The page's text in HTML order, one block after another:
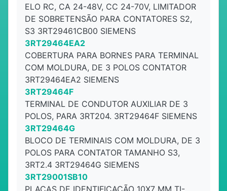
ELO RC, CA 24-48V, CC 24-70V, LIMITADOR
DE SOBRETENSÃO PARA CONTATORES S2,
S3 3RT29461CB00 SIEMENS
3RT29464EA2
COBERTURA PARA BORNES PARA TERMINAL
COM MOLDURA, DE 3 POLOS CONTATOR
3RT29464EA2 SIEMENS
3RT29464F
TERMINAL DE CONDUTOR AUXILIAR DE 3
POLOS, PARA 3RT204. 3RT29464F SIEMENS
3RT29464G
BLOCO DE TERMINAIS COM MOLDURA, DE 3
POLOS PARA CONTATOR TAMANHO S3,
3RT2.4 3RT29464G SIEMENS
3RT29001SB10
PLACAS DE IDENTIFICAÇÃO 10X7 MM TI-